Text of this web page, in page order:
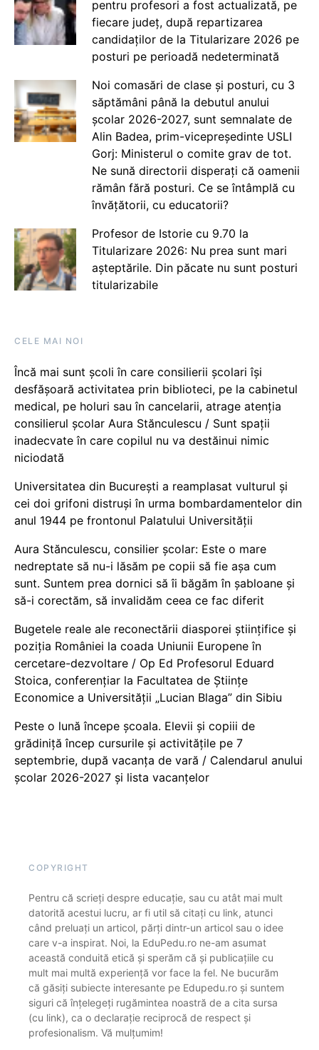
pentru profesori a fost actualizată, pe
fiecare județ, după repartizarea
candidaților de la Titularizare 2026 pe
posturi pe perioadă nedeterminată
Noi comasări de clase și posturi, cu 3
săptămâni până la debutul anului
școlar 2026-2027, sunt semnalate de
Alin Badea, prim-vicepreședinte USLI
Gorj: Ministerul o comite grav de tot.
Ne sună directorii disperați că oamenii
rămân fără posturi. Ce se întâmplă cu
învățătorii, cu educatorii?
Profesor de Istorie cu 9.70 la
Titularizare 2026: Nu prea sunt mari
așteptările. Din păcate nu sunt posturi
titularizabile
CELE MAI NOI
Încă mai sunt școli în care consilierii școlari își
desfășoară activitatea prin biblioteci, pe la cabinetul
medical, pe holuri sau în cancelarii, atrage atenția
consilierul școlar Aura Stănculescu / Sunt spații
inadecvate în care copilul nu va destăinui nimic
niciodată
Universitatea din București a reamplasat vulturul și
cei doi grifoni distruși în urma bombardamentelor din
anul 1944 pe frontonul Palatului Universității
Aura Stănculescu, consilier școlar: Este o mare
nedreptate să nu-i lăsăm pe copii să fie așa cum
sunt. Suntem prea dornici să îi băgăm în șabloane și
să-i corectăm, să invalidăm ceea ce fac diferit
Bugetele reale ale reconectării diasporei științifice și
poziția României la coada Uniunii Europene în
cercetare-dezvoltare / Op Ed Profesorul Eduard
Stoica, conferențiar la Facultatea de Științe
Economice a Universității „Lucian Blaga” din Sibiu
Peste o lună începe școala. Elevii și copiii de
grădiniță încep cursurile și activitățile pe 7
septembrie, după vacanța de vară / Calendarul anului
școlar 2026-2027 și lista vacanțelor
COPYRIGHT
Pentru că scrieți despre educație, sau cu atât mai mult
datorită acestui lucru, ar fi util să citați cu link, atunci
când preluați un articol, părți dintr-un articol sau o idee
care v-a inspirat. Noi, la EduPedu.ro ne-am asumat
această conduită etică și sperăm că și publicațiile cu
mult mai multă experiență vor face la fel. Ne bucurăm
că găsiți subiecte interesante pe Edupedu.ro și suntem
siguri că înțelegeți rugămintea noastră de a cita sursa
(cu link), ca o declarație reciprocă de respect și
profesionalism. Vă mulțumim!